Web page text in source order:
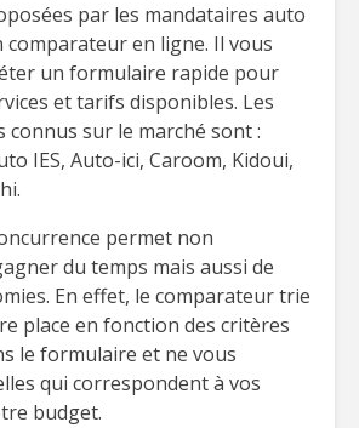
par les mandataires auto
comparateur en ligne. Il vous
un formulaire rapide pour
et tarifs disponibles. Les
connus sur le marché sont :
IES, Auto-ici, Caroom, Kidoui,
permet non
du temps mais aussi de
En effet, le comparateur trie
place en fonction des critères
le formulaire et ne vous
qui correspondent à vos
budget.